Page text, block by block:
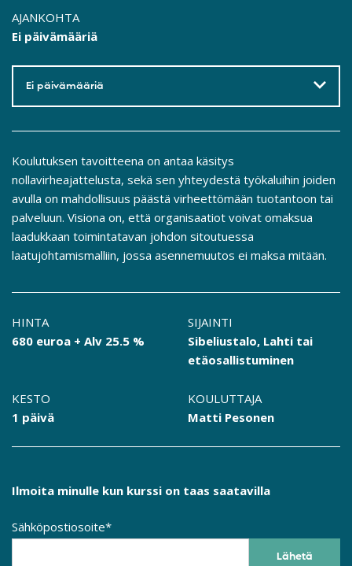
AJANKOHTA
Ei päivämääriä
Ei päivämääriä
Koulutuksen tavoitteena on antaa käsitys
nollavirheajattelusta, sekä sen yhteydestä työkaluihin joiden
avulla on mahdollisuus päästä virheettömään tuotantoon tai
palveluun. Visiona on, että organisaatiot voivat omaksua
laadukkaan toimintatavan johdon sitoutuessa
laatujohtamismalliin, jossa asennemuutos ei maksa mitään.
HINTA
680 euroa + Alv 25.5 %
SIJAINTI
Sibeliustalo, Lahti tai
etäosallistuminen
KESTO
1 päivä
KOULUTTAJA
Matti Pesonen
Ilmoita minulle kun kurssi on taas saatavilla
Sähköpostiosoite*